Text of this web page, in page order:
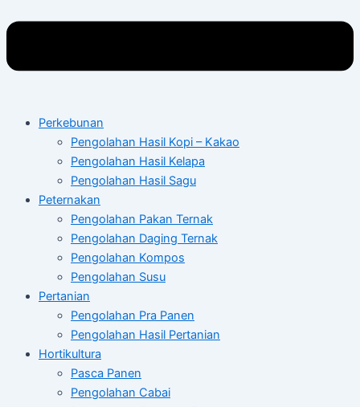
Perkebunan
Pengolahan Hasil Kopi – Kakao
Pengolahan Hasil Kelapa
Pengolahan Hasil Sagu
Peternakan
Pengolahan Pakan Ternak
Pengolahan Daging Ternak
Pengolahan Kompos
Pengolahan Susu
Pertanian
Pengolahan Pra Panen
Pengolahan Hasil Pertanian
Hortikultura
Pasca Panen
Pengolahan Cabai